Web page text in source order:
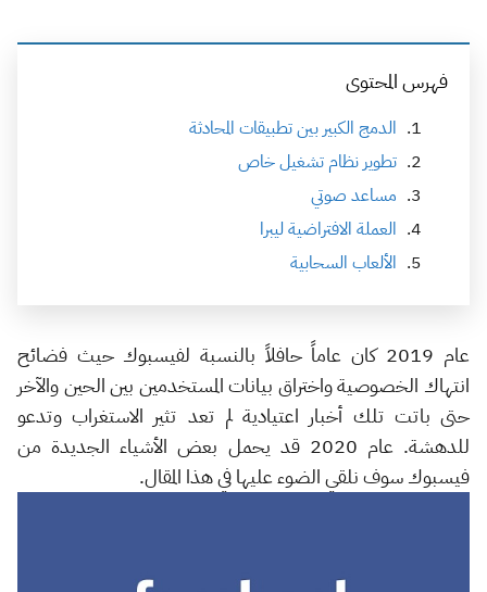
فهرس المحتوى
الدمج الكبير بين تطبيقات المحادثة
تطوير نظام تشغيل خاص
مساعد صوتي
العملة الافتراضية ليبرا
الألعاب السحابية
عام 2019 كان عاماً حافلاً بالنسبة لفيسبوك حيث فضائح
انتهاك الخصوصية واختراق بيانات المستخدمين بين الحين والآخر
حتى باتت تلك أخبار اعتيادية لم تعد تثير الاستغراب وتدعو
للدهشة. عام 2020 قد يحمل بعض الأشياء الجديدة من
فيسبوك سوف نلقي الضوء عليها في هذا المقال.